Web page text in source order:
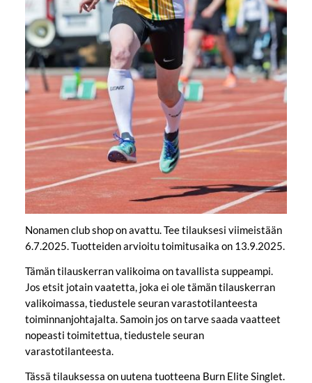
Nonamen club shop on avattu. Tee tilauksesi viimeistään
6.7.2025. Tuotteiden arvioitu toimitusaika on 13.9.2025.
Tämän tilauskerran valikoima on tavallista suppeampi.
Jos etsit jotain vaatetta, joka ei ole tämän tilauskerran
valikoimassa, tiedustele seuran varastotilanteesta
toiminnanjohtajalta. Samoin jos on tarve saada vaatteet
nopeasti toimitettua, tiedustele seuran
varastotilanteesta.
Tässä tilauksessa on uutena tuotteena Burn Elite Singlet.